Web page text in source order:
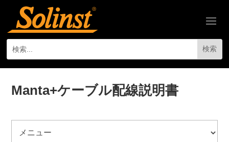
Manta+ケーブル配線説明書